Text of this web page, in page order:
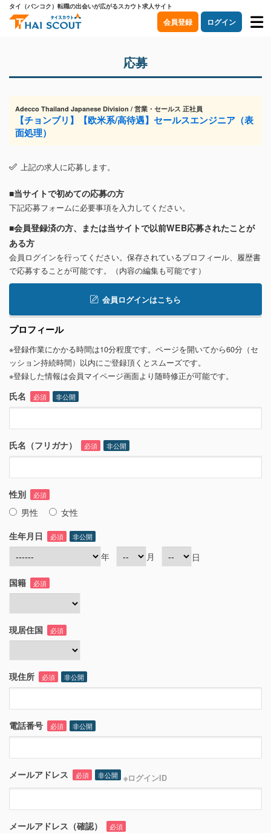
タイ（バンコク）転職の出会いが広がるスカウト求人サイト
会員登録 ログイン
応募
Adecco Thailand Japanese Division / 営業・セールス 正社員
【チョンブリ】【欧米系/高待遇】セールスエンジニア（表
面処理）
上記の求人に応募します。
■当サイトで初めての応募の方
下記応募フォームに必要事項を入力してください。
■会員登録済の方、または当サイトで以前WEB応募されたことが
ある方
会員ログインを行ってください。保存されているプロフィール、履歴書
で応募することが可能です。（内容の編集も可能です）
会員ログインはこちら
プロフィール
※登録作業にかかる時間は10分程度です。ページを開いてから60分（セ
ッション持続時間）以内にご登録頂くとスムーズです。
※登録した情報は会員マイページ画面より随時修正が可能です。
氏名 必須 非公開
氏名（フリガナ） 必須 非公開
性別 必須
男性
女性
生年月日
必須 非公開
年 月 日
国籍 必須
現居住国 必須
現住所 必須 非公開
電話番号 必須 非公開
メールアドレス 必須 非公開 ※ログインID
メールアドレス（確認） 必須